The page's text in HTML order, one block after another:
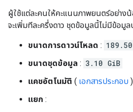
ผู้ใช้แต่ละคนให้คะแนนภาพยนตร์อย่าง
จะเพิ่มทีละครึ่งดาว ชุดข้อมูลนี้ไม่มีข้อมูล
ขนาดการดาวน์โหลด :
ขนาดชุดข้อมูล : 3.10 GiB
แคชอัตโนมัติ ( เอกสารประกอบ
แยก :